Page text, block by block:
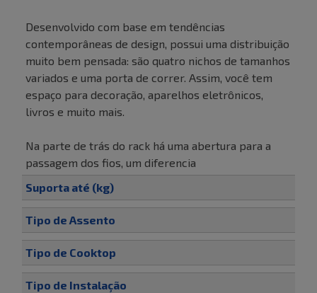
Desenvolvido com base em tendências
contemporâneas de design, possui uma distribuição
muito bem pensada: são quatro nichos de tamanhos
variados e uma porta de correr. Assim, você tem
espaço para decoração, aparelhos eletrônicos,
livros e muito mais.
Na parte de trás do rack há uma abertura para a
passagem dos fios, um diferencia
Suporta até (kg)
Tipo de Assento
Tipo de Cooktop
Tipo de Instalação